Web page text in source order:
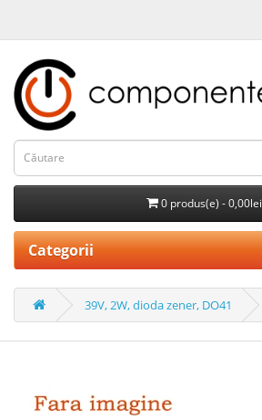
0 produs(e) - 0,00lei
Categorii
39V, 2W, dioda zener, DO41